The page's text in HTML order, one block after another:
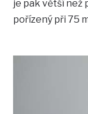
je pak větší než
pořízený při 75